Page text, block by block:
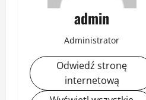
admin
Administrator
Odwiedź stronę
internetową